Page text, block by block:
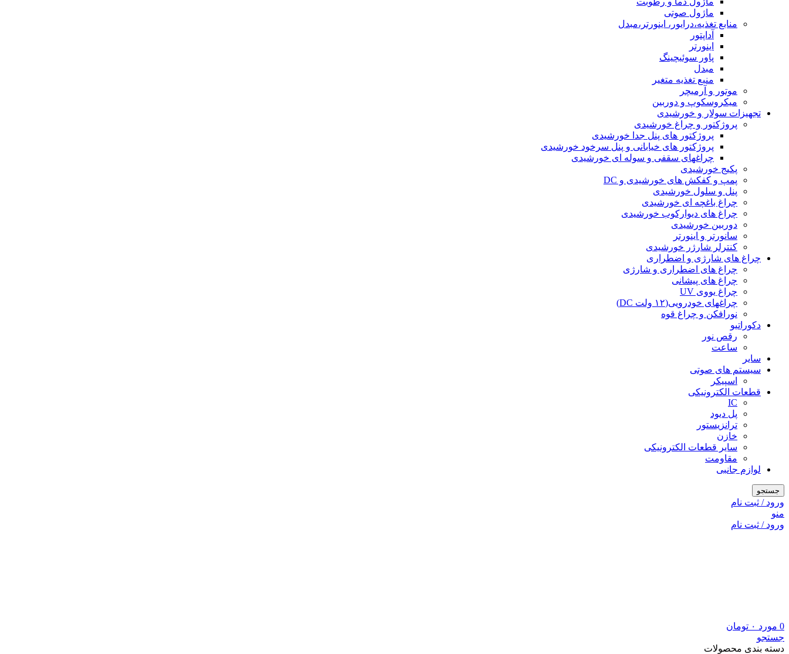
ماژول صوتی
منابع تغذیه،درایور، اینورتر،مبدل
آداپتور
اینورتر
پاور سوئیچینگ
مبدل
منبع تغذیه متغیر
موتور و آرمیچر
میکروسکوپ و دوربین
تجهیزات سولار و خورشیدی
پروژکتور و چراغ خورشیدی
پروژکتور های پنل جدا خورشیدی
پروژکتور های خیابانی و پنل سرخود خورشیدی
چراغهای سقفی و سوله ای خورشیدی
پکیج خورشیدی
پمپ و کفکش های خورشیدی و DC
پنل و سلول خورشیدی
چراغ باغچه ای خورشیدی
چراغ های دیوارکوب خورشیدی
دوربین خورشیدی
سانورتر و اینورتر
کنترلر شارژر خورشیدی
چراغ های شارژی و اضطراری
چراغ های اضطراری و شارژی
چراغ های پیشانی
چراغ یووی UV
چراغهای خودرویی(۱۲ ولت DC)
نورافکن و چراغ قوه
دکوراتیو
رقص نور
ساعت
سایر
سیستم های صوتی
اسپیکر
قطعات الکترونیکی
IC
پل دیود
ترانزیستور
خازن
سایر قطعات الکترونیکی
مقاومت
لوازم جانبی
جستجو
ورود / ثبت نام
منو
ورود / ثبت نام
0 مورد ۰ تومان
جستجو
دسته بندی محصولات